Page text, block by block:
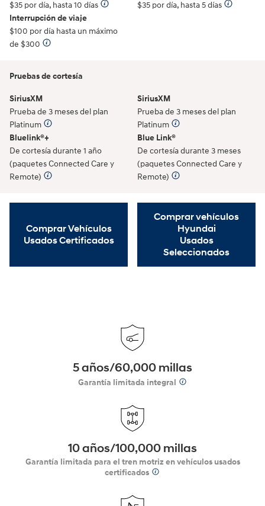
$35 por día, hasta 10 días
Interrupción de viaje
$100 por día hasta un máximo
de $300
$35 por día, hasta 5 días
Pruebas de cortesía
SiriusXM
Prueba de 3 meses del plan
Platinum
Bluelink®+
De cortesía durante 1 año
(paquetes Connected Care y
Remote)
SiriusXM
Prueba de 3 meses del plan
Platinum
Blue Link®
De cortesía durante 3 meses
(paquetes Connected Care y
Remote)
Comprar Vehículos
Usados Certificados
Comprar vehículos
Hyundai
Usados
Seleccionados
5 años/60,000 millas
Garantía limitada integral
10 años/100,000 millas
Garantía limitada para el tren motriz en vehículos usados
certificados